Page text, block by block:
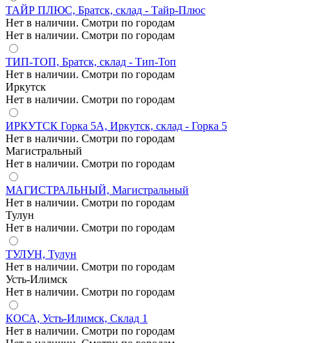
ТАЙР ПЛЮС, Братск, склад - Тайр-Плюс
Нет в наличии. Смотри по городам
Нет в наличии. Смотри по городам
ТИП-ТОП, Братск, склад - Тип-Топ
Нет в наличии. Смотри по городам
Иркутск
Нет в наличии. Смотри по городам
ИРКУТСК Горка 5А, Иркутск, склад - Горка 5
Нет в наличии. Смотри по городам
Магистральный
Нет в наличии. Смотри по городам
МАГИСТРАЛЬНЫЙ, Магистральный
Нет в наличии. Смотри по городам
Тулун
Нет в наличии. Смотри по городам
ТУЛУН, Тулун
Нет в наличии. Смотри по городам
Усть-Илимск
Нет в наличии. Смотри по городам
КОСА, Усть-Илимск, Склад 1
Нет в наличии. Смотри по городам